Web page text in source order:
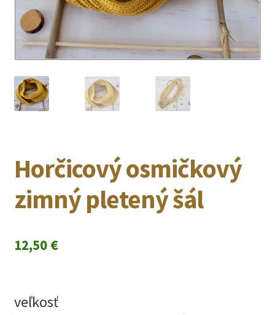
Horčicový osmičkový
zimný pletený šál
12,50 €
veľkosť